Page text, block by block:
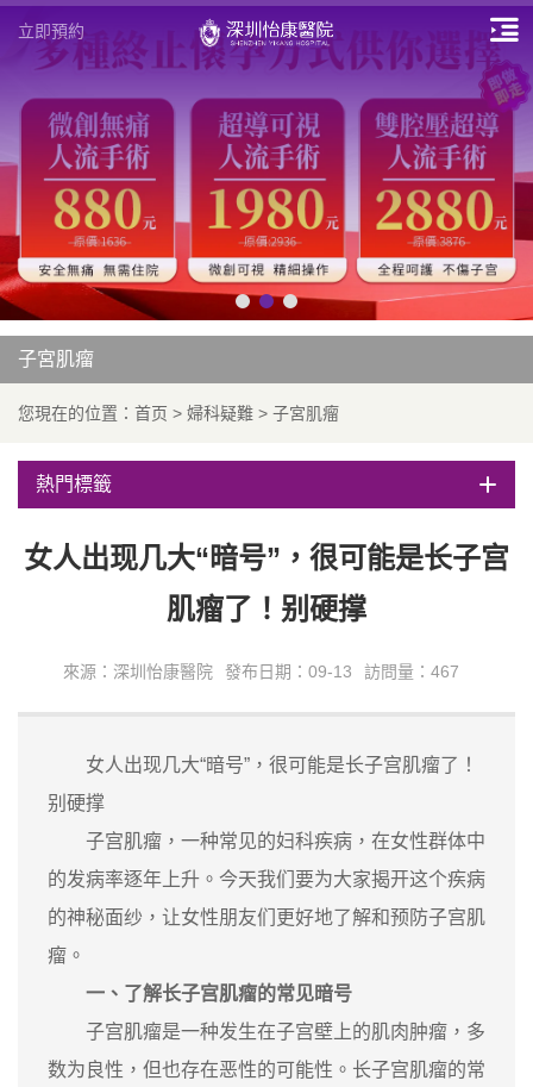
立即預約
子宮肌瘤
您現在的位置： 首页 > 婦科疑難 > 子宮肌瘤
熱門標籤
​女人出现几大“暗号”，很可能是长子宫
肌瘤了！别硬撑
來源：深圳怡康醫院 發布日期：09-13 訪問量：467
女人出现几大“暗号”，很可能是长子宫肌瘤了！
别硬撑
子宫肌瘤，一种常见的妇科疾病，在女性群体中
的发病率逐年上升。今天我们要为大家揭开这个疾病
的神秘面纱，让女性朋友们更好地了解和预防子宫肌
瘤。
一、了解长子宫肌瘤的常见暗号
子宫肌瘤是一种发生在子宫壁上的肌肉肿瘤，多
数为良性，但也存在恶性的可能性。长子宫肌瘤的常